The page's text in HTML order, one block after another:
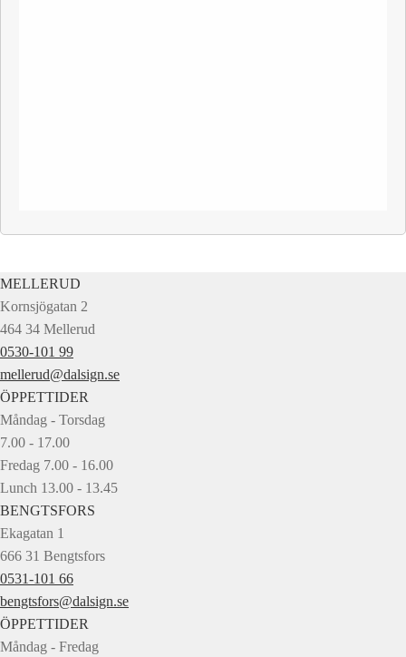
MELLERUD
Kornsjögatan 2
464 34 Mellerud
0530-101 99
mellerud@dalsign.se
ÖPPETTIDER
Måndag - Torsdag
7.00 - 17.00
Fredag 7.00 - 16.00
Lunch 13.00 - 13.45
BENGTSFORS
Ekagatan 1
666 31 Bengtsfors
0531-101 66
bengtsfors@dalsign.se
ÖPPETTIDER
Måndag - Fredag